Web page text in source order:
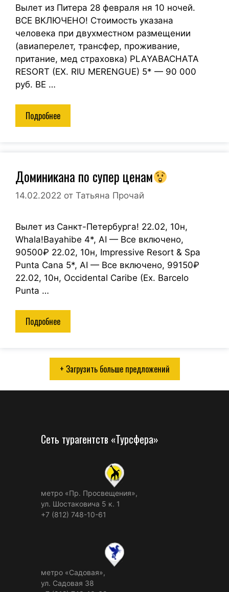
Вылет из Питера 28 февраля ня 10 ночей.
ВСЕ ВКЛЮЧЕНО! Стоимость указана
человека при двухместном размещении
(авиаперелет, трансфер, проживание,
притание, мед страховка) PLAYABACHATA
RESORT (EX. RIU MERENGUE) 5* — 90 000
руб. BE …
Подробнее
Доминикана по супер ценам
14.02.2022 от Татьяна Прочай
Вылет из Санкт-Петербурга! 22.02, 10н,
Whala!Bayahibe 4*, AI — Все включено,
90500₽ 22.02, 10н, Impressive Resort & Spa
Punta Cana 5*, AI — Все включено, 99150₽
22.02, 10н, Occidental Caribe (Ex. Barcelo
Punta …
Подробнее
+ Загрузить больше предложений
Сеть турагентств «Турсфера»
метро «Пр. Просвещения»,
ул. Шостаковича 5 к. 1
+7 (812) 748-10-61
метро «Садовая»,
ул. Садовая 38